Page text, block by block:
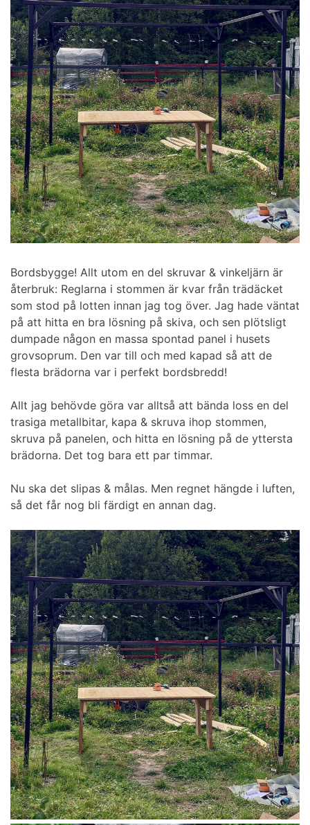
Bordsbygge! Allt utom en del skruvar & vinkeljärn är
återbruk: Reglarna i stommen är kvar från trädäcket
som stod på lotten innan jag tog över. Jag hade väntat
på att hitta en bra lösning på skiva, och sen plötsligt
dumpade någon en massa spontad panel i husets
grovsoprum. Den var till och med kapad så att de
flesta brädorna var i perfekt bordsbredd!
Allt jag behövde göra var alltså att bända loss en del
trasiga metallbitar, kapa & skruva ihop stommen,
skruva på panelen, och hitta en lösning på de yttersta
brädorna. Det tog bara ett par timmar.
Nu ska det slipas & målas. Men regnet hängde i luften,
så det får nog bli färdigt en annan dag.